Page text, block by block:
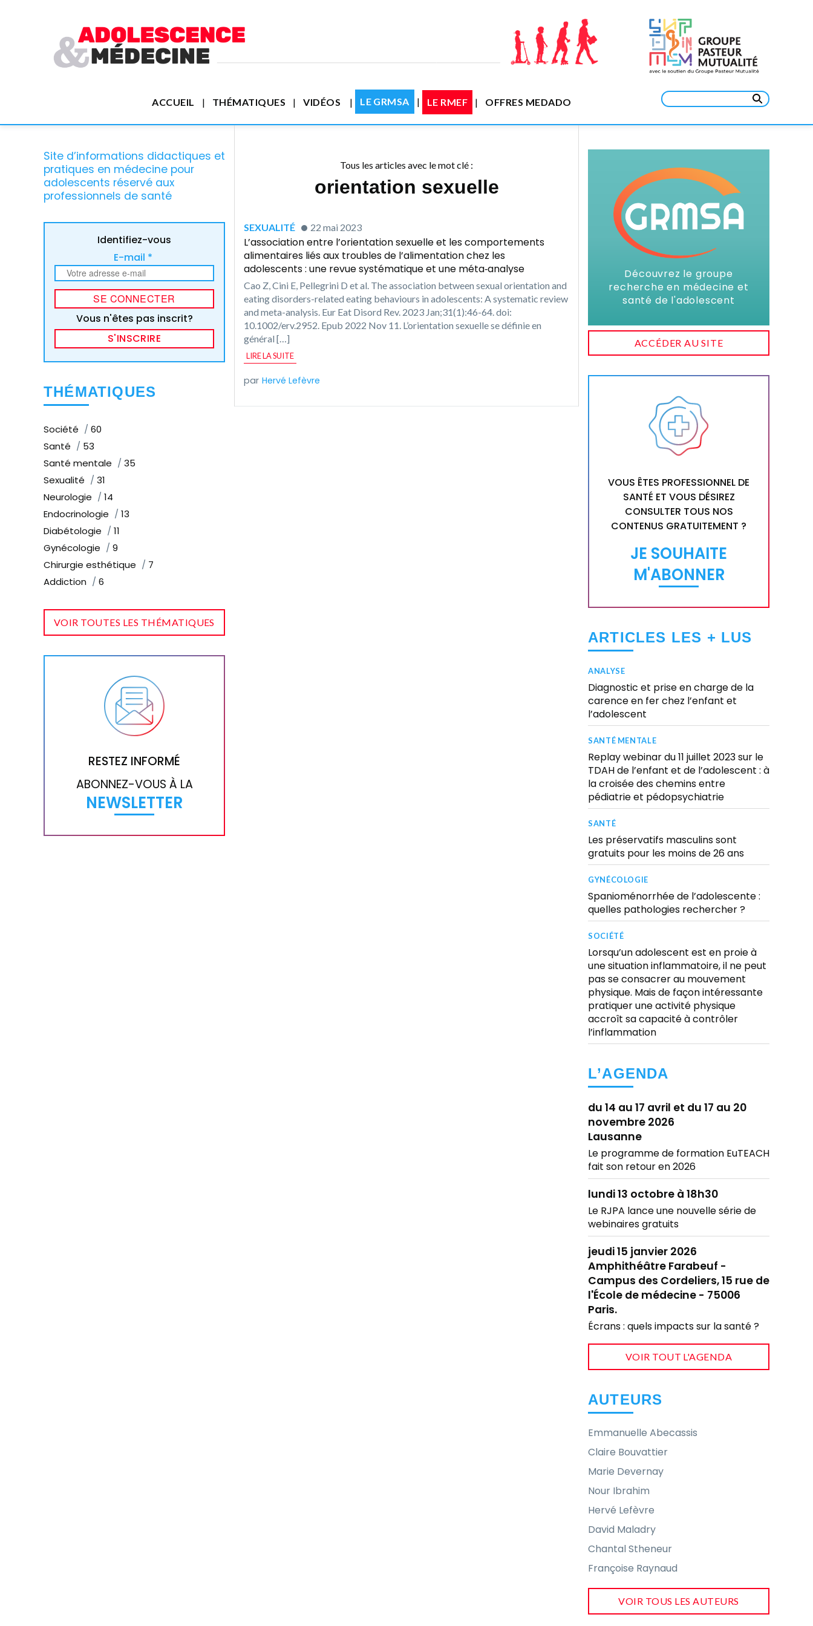
ACCUEIL THÉMATIQUES VIDÉOS LE GRMSA LE RMEF OFFRES MEDADO Rechercher :
Site d’informations didactiques et
pratiques en médecine pour
adolescents réservé aux
professionnels de santé
Identifiez-vous
E-mail *
Vous n'êtes pas inscrit?
S'INSCRIRE
THÉMATIQUES
Société
60
Santé
53
Santé mentale
35
Sexualité
31
Neurologie
14
Endocrinologie
13
Diabétologie
11
Gynécologie
9
Chirurgie esthétique
7
Addiction
6
VOIR TOUTES LES THÉMATIQUES
RESTEZ INFORMÉ
ABONNEZ-VOUS À LA
NEWSLETTER
Tous les articles avec le mot clé :
orientation sexuelle
SEXUALITÉ 22 mai 2023
L’association entre l’orientation sexuelle et les comportements
alimentaires liés aux troubles de l’alimentation chez les
adolescents : une revue systématique et une méta‐analyse
Cao Z, Cini E, Pellegrini D et al. The association between sexual orientation and
eating disorders-related eating behaviours in adolescents: A systematic review
and meta-analysis. Eur Eat Disord Rev. 2023 Jan;31(1):46-64. doi:
10.1002/erv.2952. Epub 2022 Nov 11. L’orientation sexuelle se définie en
général […]
LIRE LA SUITE
Hervé Lefèvre
Découvrez le groupe
recherche en médecine et
santé de l'adolescent
ACCÉDER AU SITE
VOUS ÊTES PROFESSIONNEL DE
SANTÉ ET VOUS DÉSIREZ
CONSULTER TOUS NOS
CONTENUS GRATUITEMENT ?
JE SOUHAITE
M'ABONNER
ARTICLES LES + LUS
ANALYSE
Diagnostic et prise en charge de la
carence en fer chez l’enfant et
l’adolescent
SANTÉ MENTALE
Replay webinar du 11 juillet 2023 sur le
TDAH de l’enfant et de l’adolescent : à
la croisée des chemins entre
pédiatrie et pédopsychiatrie
SANTÉ
Les préservatifs masculins sont
gratuits pour les moins de 26 ans
GYNÉCOLOGIE
Spanioménorrhée de l’adolescente :
quelles pathologies rechercher ?
SOCIÉTÉ
Lorsqu’un adolescent est en proie à
une situation inflammatoire, il ne peut
pas se consacrer au mouvement
physique. Mais de façon intéressante
pratiquer une activité physique
accroît sa capacité à contrôler
l’inflammation
L’AGENDA
du 14 au 17 avril et du 17 au 20
novembre 2026
Lausanne
Le programme de formation EuTEACH
fait son retour en 2026
lundi 13 octobre à 18h30
Le RJPA lance une nouvelle série de
webinaires gratuits
jeudi 15 janvier 2026
Amphithéâtre Farabeuf -
Campus des Cordeliers, 15 rue de
l'École de médecine - 75006
Paris.
Écrans : quels impacts sur la santé ?
VOIR TOUT L'AGENDA
AUTEURS
Emmanuelle Abecassis
Claire Bouvattier
Marie Devernay
Nour Ibrahim
Hervé Lefèvre
David Maladry
Chantal Stheneur
Françoise Raynaud
VOIR TOUS LES AUTEURS